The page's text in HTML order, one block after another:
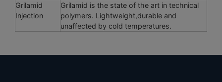
Grilamid
Injection
Grilamid is the state of the art in technical
polymers. Lightweight,durable and
unaffected by cold temperatures.